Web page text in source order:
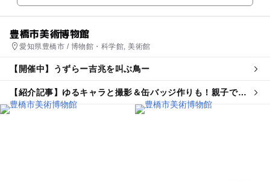
豊橋市美術博物館
愛知県豊橋市 / 博物館・科学館, 美術館
【開催中】うずらー吉兆を叫ぶ鳥ー
【紹介記事】ゆるキャラと撮影＆缶バッジ作りも！親子で楽
しむ日本初のウズラ企画展が豊橋に